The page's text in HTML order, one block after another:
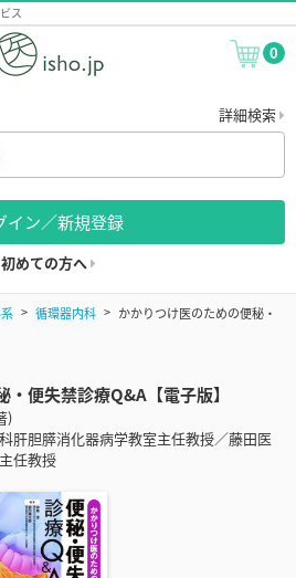
ス
0
詳細検索
イン／新規登録
初めての方へ
循環器内科
かかりつけ医のための便秘・
便失禁診療Q&A【電子版】
)
肝胆膵消化器病学教室主任教授／藤田医
任教授